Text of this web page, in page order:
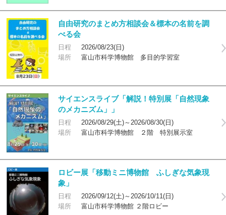
自由研究のまとめ方相談会＆標本の名前を調
べる会
日程
2026/08/23(日)
場所
富山市科学博物館 多目的学習室
サイエンスライブ「解説！特別展「自然現象
のメカニズム」」
日程
2026/08/29(土)～2026/08/30(日)
場所
富山市科学博物館 ２階 特別展示室
ロビー展「移動ミニ博物館 ふしぎな気象現
象」
日程
2026/09/12(土)～2026/10/11(日)
場所
富山市科学博物館 ２階ロビー